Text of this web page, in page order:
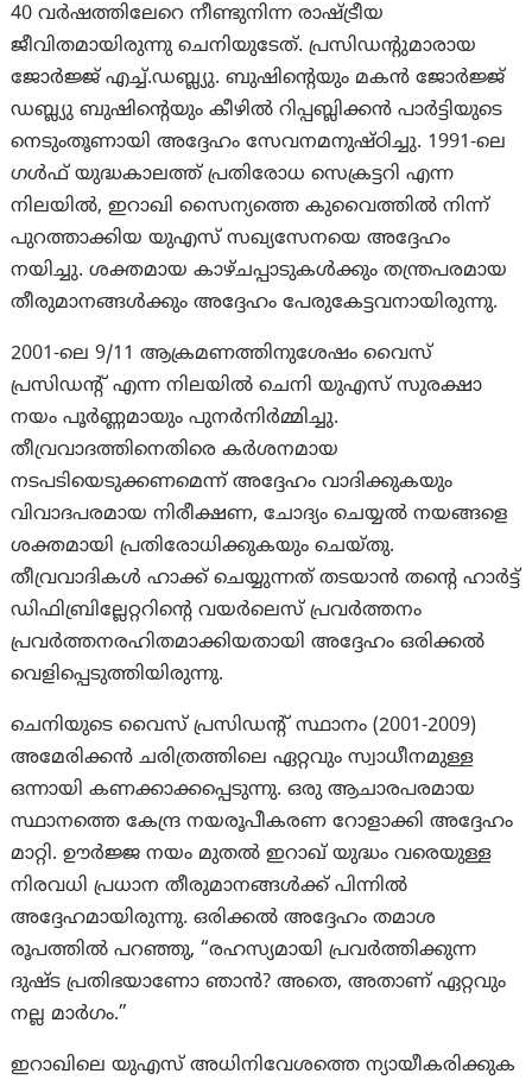
40 വർഷത്തിലേറെ നീണ്ടുനിന്ന രാഷ്ട്രീയ
ജീവിതമായിരുന്നു ചെനിയുടേത്. പ്രസിഡന്റുമാരായ
ജോർജ്ജ് എച്ച്.ഡബ്ല്യു. ബുഷിന്റെയും മകൻ ജോർജ്ജ്
ഡബ്ല്യു ബുഷിന്റെയും കീഴിൽ റിപ്പബ്ലിക്കൻ പാർട്ടിയുടെ
നെടുംതൂണായി അദ്ദേഹം സേവനമനുഷ്ഠിച്ചു. 1991-ലെ
ഗൾഫ് യുദ്ധകാലത്ത് പ്രതിരോധ സെക്രട്ടറി എന്ന
നിലയിൽ, ഇറാഖി സൈന്യത്തെ കുവൈത്തിൽ നിന്ന്
പുറത്താക്കിയ യുഎസ് സഖ്യസേനയെ അദ്ദേഹം
നയിച്ചു. ശക്തമായ കാഴ്ചപ്പാടുകൾക്കും തന്ത്രപരമായ
തീരുമാനങ്ങൾക്കും അദ്ദേഹം പേരുകേട്ടവനായിരുന്നു.
2001-ലെ 9/11 ആക്രമണത്തിനുശേഷം വൈസ്
പ്രസിഡന്റ് എന്ന നിലയിൽ ചെനി യുഎസ് സുരക്ഷാ
നയം പൂർണ്ണമായും പുനർനിർമ്മിച്ചു.
തീവ്രവാദത്തിനെതിരെ കർശനമായ
നടപടിയെടുക്കണമെന്ന് അദ്ദേഹം വാദിക്കുകയും
വിവാദപരമായ നിരീക്ഷണ, ചോദ്യം ചെയ്യൽ നയങ്ങളെ
ശക്തമായി പ്രതിരോധിക്കുകയും ചെയ്തു.
തീവ്രവാദികൾ ഹാക്ക് ചെയ്യുന്നത് തടയാൻ തന്റെ ഹാർട്ട്
ഡിഫിബ്രില്ലേറ്ററിന്റെ വയർലെസ് പ്രവർത്തനം
പ്രവർത്തനരഹിതമാക്കിയതായി അദ്ദേഹം ഒരിക്കൽ
വെളിപ്പെടുത്തിയിരുന്നു.
ചെനിയുടെ വൈസ് പ്രസിഡന്റ് സ്ഥാനം (2001-2009)
അമേരിക്കൻ ചരിത്രത്തിലെ ഏറ്റവും സ്വാധീനമുള്ള
ഒന്നായി കണക്കാക്കപ്പെടുന്നു. ഒരു ആചാരപരമായ
സ്ഥാനത്തെ കേന്ദ്ര നയരൂപീകരണ റോളാക്കി അദ്ദേഹം
മാറ്റി. ഊർജ്ജ നയം മുതൽ ഇറാഖ് യുദ്ധം വരെയുള്ള
നിരവധി പ്രധാന തീരുമാനങ്ങൾക്ക് പിന്നിൽ
അദ്ദേഹമായിരുന്നു. ഒരിക്കൽ അദ്ദേഹം തമാശ
രൂപത്തില്‍ പറഞ്ഞു, “രഹസ്യമായി പ്രവർത്തിക്കുന്ന
ദുഷ്ട പ്രതിഭയാണോ ഞാൻ? അതെ, അതാണ് ഏറ്റവും
നല്ല മാർഗം.”
ഇറാഖിലെ യുഎസ് അധിനിവേശത്തെ ന്യായീകരിക്കുക